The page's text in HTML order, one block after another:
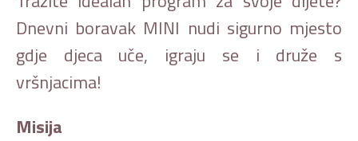
Dnevni boravak MINI nudi sigurno mjesto
gdje djeca uče, igraju se i druže s
vršnjacima!
Misija